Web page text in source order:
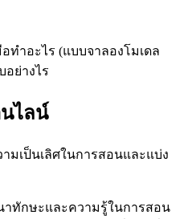
ทำอะไร (แบบจาลองโมเดล
อย่างไร
ไลน์
มเป็นเลิศในการสอนและแบ่ง
ทักษะและความรู้ในการสอน